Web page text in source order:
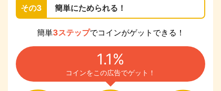
その3 簡単にためられる！
簡単3ステップでコインがゲットできる！
1.1%
コインをこの広告でゲット！